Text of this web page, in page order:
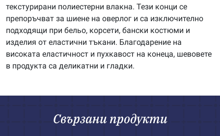
текстурирани полиестерни влакна. Тези конци се
препоръчват за шиене на оверлог и са изключително
подходящи при бельо, корсети, бански костюми и
изделия от еластични тъкани. Благодарение на
високата еластичност и пухкавост на конеца, шевовете
в продукта са деликатни и гладки.
Свързани продукти